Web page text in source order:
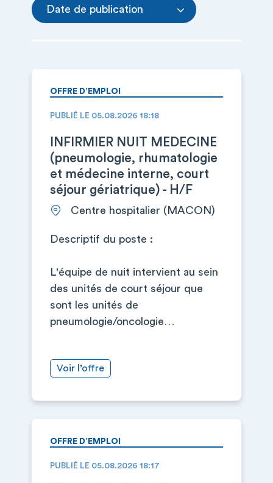
Date de publication
OFFRE D’EMPLOI
PUBLIÉ LE 05.08.2026 18:18
INFIRMIER NUIT MEDECINE
(pneumologie, rhumatologie
et médecine interne, court
séjour gériatrique) - H/F
Centre hospitalier (MACON)
Descriptif du poste :
L'équipe de nuit intervient au sein
des unités de court séjour que
sont les unités de
pneumologie/oncologie…
Voir l’offre
OFFRE D’EMPLOI
PUBLIÉ LE 05.08.2026 18:17